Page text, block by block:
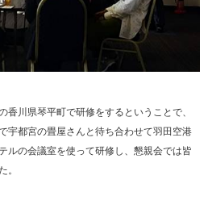
川県琴平町で研修をするということで、
宇都宮の畳屋さんと待ち合わせて羽田空港
ルの会議室を使って研修し、懇親会では皆